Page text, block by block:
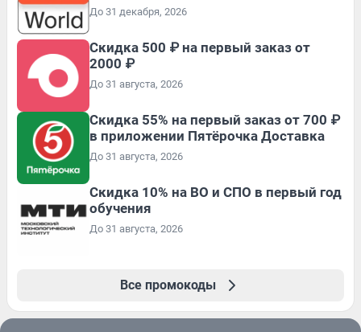
До 31 декабря, 2026
Скидка 500 ₽ на первый заказ от
2000 ₽
До 31 августа, 2026
Скидка 55% на первый заказ от 700 ₽
в приложении Пятёрочка Доставка
До 31 августа, 2026
Скидка 10% на ВО и СПО в первый год
обучения
До 31 августа, 2026
Все промокоды